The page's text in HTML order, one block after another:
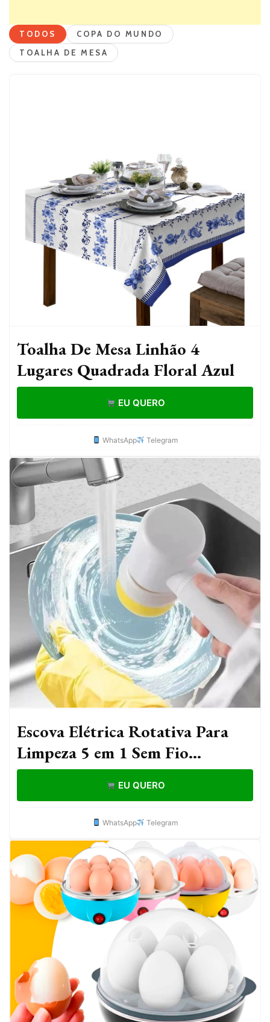
TODOS
COPA DO MUNDO
TOALHA DE MESA
Toalha De Mesa Linhão 4
Lugares Quadrada Floral Azul
EU QUERO
WhatsApp Telegram
Escova Elétrica Rotativa Para
Limpeza 5 em 1 Sem Fio
Recarregável Multiuso
EU QUERO
WhatsApp Telegram